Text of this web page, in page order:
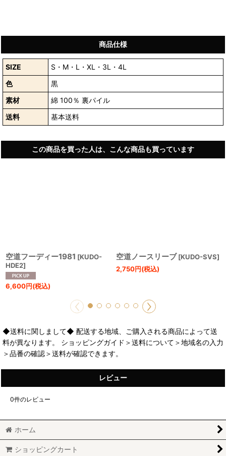
商品仕様
SIZE
S・M・L・XL・3L・4L
色
黒
素材
綿 100％ 裏パイル
送料
基本送料
この商品を買った人は、こんな商品も買っています
空道フーディー1981 [KUDO-
HDE2]
6,600円(税込)
空道ノースリーブ [KUDO-SVS]
2,750円(税込)
◆送料に関しまして◆ 配送する地域、ご購入される商品によって送
料が異なります。 ショッピングガイド＞送料について＞地域名の入力
＞品番の確認＞送料が確認できます。
レビュー
0件のレビュー
ホーム
ショッピングカート